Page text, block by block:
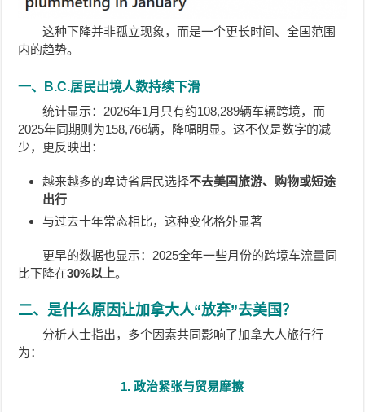
这种下降并非孤立现象，而是一个更长时间、全国范围
内的趋势。
一、B.C.居民出境人数持续下滑
统计显示：2026年1月只有约108,289辆车辆跨境，而
2025年同期则为158,766辆，降幅明显。这不仅是数字的减
少，更反映出：
越来越多的卑诗省居民选择不去美国旅游、购物或短途
出行
与过去十年常态相比，这种变化格外显著
更早的数据也显示：2025全年一些月份的跨境车流量同
比下降在30%以上。
二、是什么原因让加拿大人“放弃”去美国？
分析人士指出，多个因素共同影响了加拿大人旅行行
为：
1. 政治紧张与贸易摩擦